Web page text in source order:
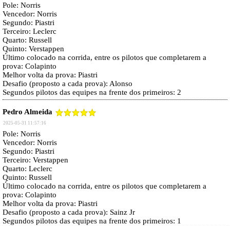
Pole: Norris
Vencedor: Norris
Segundo: Piastri
Terceiro: Leclerc
Quarto: Russell
Quinto: Verstappen
Último colocado na corrida, entre os pilotos que completarem a
prova: Colapinto
Melhor volta da prova: Piastri
Desafio (proposto a cada prova): Alonso
Segundos pilotos das equipes na frente dos primeiros: 2
Pedro Almeida
2025-05-31 11:57:16
Pole: Norris
Vencedor: Norris
Segundo: Piastri
Terceiro: Verstappen
Quarto: Leclerc
Quinto: Russell
Último colocado na corrida, entre os pilotos que completarem a
prova: Colapinto
Melhor volta da prova: Piastri
Desafio (proposto a cada prova): Sainz Jr
Segundos pilotos das equipes na frente dos primeiros: 1